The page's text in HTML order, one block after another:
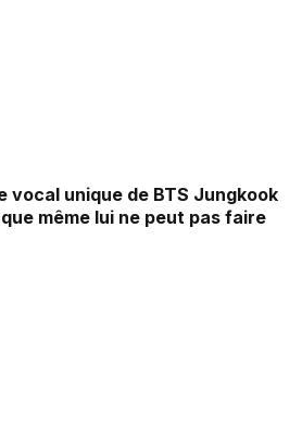
vocal unique de BTS Jungkook
même lui ne peut pas faire